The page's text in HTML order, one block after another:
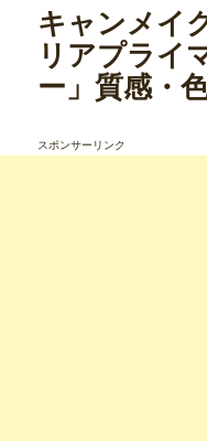
キャンメイ
リアプライ
ー」質感・
スポンサーリンク